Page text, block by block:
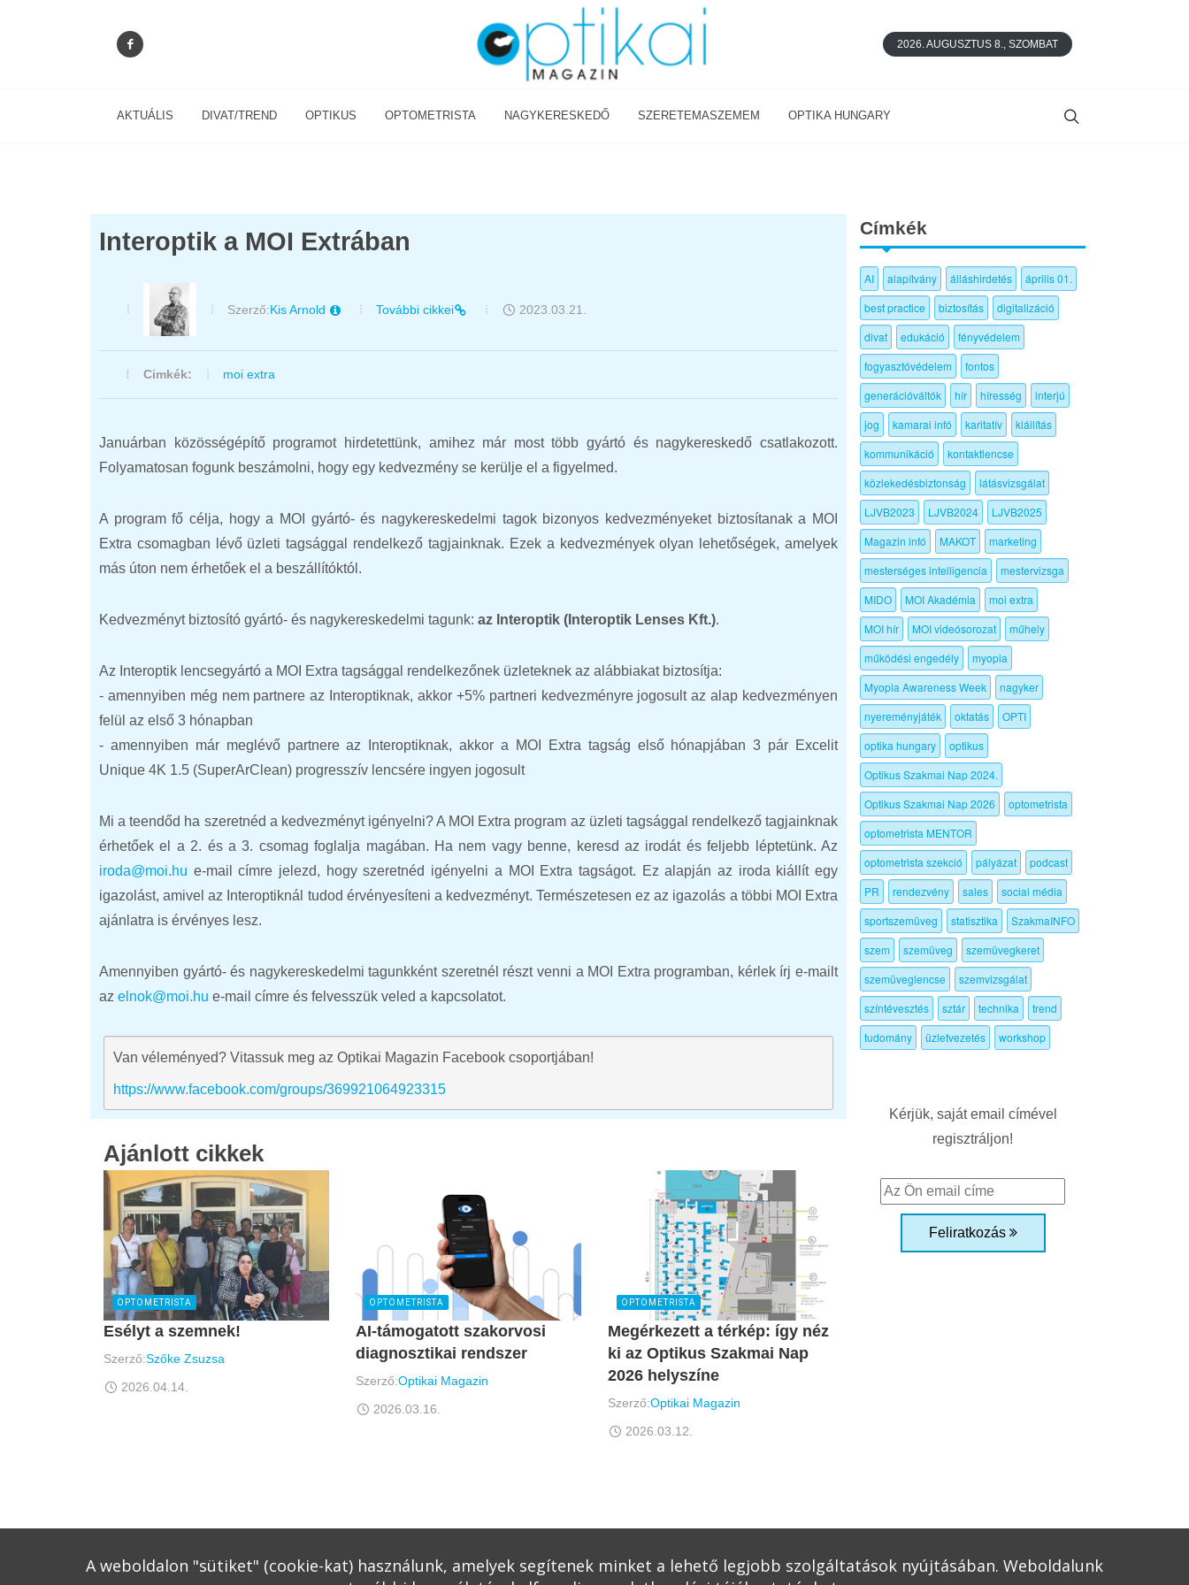
2026. AUGUSZTUS 8., SZOMBAT
AKTUÁLIS DIVAT/TREND OPTIKUS OPTOMETRISTA NAGYKERESKEDŐ SZERETEMASZEMEM OPTIKA HUNGARY
Interoptik a MOI Extrában
Szerző:Kis Arnold További cikkei 2023.03.21.
Cimkék: moi extra
Januárban közösségépítő programot hirdetettünk, amihez már most több gyártó és nagykereskedő csatlakozott.
Folyamatosan fogunk beszámolni, hogy egy kedvezmény se kerülje el a figyelmed.
A program fő célja, hogy a MOI gyártó- és nagykereskedelmi tagok bizonyos kedvezményeket biztosítanak a MOI
Extra csomagban lévő üzleti tagsággal rendelkező tagjainknak. Ezek a kedvezmények olyan lehetőségek, amelyek
más úton nem érhetőek el a beszállítóktól.
Kedvezményt biztosító gyártó- és nagykereskedelmi tagunk: az Interoptik (Interoptik Lenses Kft.).
Az Interoptik lencsegyártó a MOI Extra tagsággal rendelkezőnek üzleteknek az alábbiakat biztosítja:
- amennyiben még nem partnere az Interoptiknak, akkor +5% partneri kedvezményre jogosult az alap kedvezményen
felül az első 3 hónapban
- amennyiben már meglévő partnere az Interoptiknak, akkor a MOI Extra tagság első hónapjában 3 pár Excelit
Unique 4K 1.5 (SuperArClean) progresszív lencsére ingyen jogosult
Mi a teendőd ha szeretnéd a kedvezményt igényelni? A MOI Extra program az üzleti tagsággal rendelkező tagjainknak
érhetőek el a 2. és a 3. csomag foglalja magában. Ha nem vagy benne, keresd az irodát és feljebb léptetünk. Az
iroda@moi.hu e-mail címre jelezd, hogy szeretnéd igényelni a MOI Extra tagságot. Ez alapján az iroda kiállít egy
igazolást, amivel az Interoptiknál tudod érvényesíteni a kedvezményt. Természetesen ez az igazolás a többi MOI Extra
ajánlatra is érvényes lesz.
Amennyiben gyártó- és nagykereskedelmi tagunkként szeretnél részt venni a MOI Extra programban, kérlek írj e-mailt
az elnok@moi.hu e-mail címre és felvesszük veled a kapcsolatot.
Van véleményed? Vitassuk meg az Optikai Magazin Facebook csoportjában!
https://www.facebook.com/groups/369921064923315
Ajánlott cikkek
OPTOMETRISTA
Esélyt a szemnek!
Szerző:Szőke Zsuzsa
2026.04.14.
OPTOMETRISTA
AI-támogatott szakorvosi
diagnosztikai rendszer
Szerző:Optikai Magazin
2026.03.16.
OPTOMETRISTA
Megérkezett a térkép: így néz
ki az Optikus Szakmai Nap
2026 helyszíne
Szerző:Optikai Magazin
2026.03.12.
Címkék
AI alapítvány álláshirdetés
április 01.
best practice
biztosítás
digitalizáció
divat
edukáció
fényvédelem
fogyasztóvédelem
fontos
generációváltók
hír híresség
interjú
jog
kamarai infó karitatív
kiállítás
kommunikáció
kontaktlencse
közlekedésbiztonság
látásvizsgálat
LJVB2023
LJVB2024
LJVB2025
Magazin infó
MAKOT
marketing
mesterséges intelligencia
mestervizsga
MIDO
MOI Akadémia
moi extra
MOI hír
MOI videósorozat
műhely
működési engedély
myopia
Myopia Awareness Week
nagyker
nyereményjáték
oktatás
OPTI
optika hungary
optikus
Optikus Szakmai Nap 2024.
Optikus Szakmai Nap 2026
optometrista
optometrista MENTOR
optometrista szekció
pályázat
podcast
PR
rendezvény sales
social média
sportszemüveg
statisztika
SzakmaINFO
szem
szemüveg
szemüvegkeret
szemüveglencse
szemvizsgálat
színtévesztés
sztár technika
trend
tudomány
üzletvezetés workshop
Kérjük, saját email címével
regisztráljon!
Feliratkozás
A weboldalon "sütiket" (cookie-kat) használunk, amelyek segítenek minket a lehető legjobb szolgáltatások nyújtásában. Weboldalunk